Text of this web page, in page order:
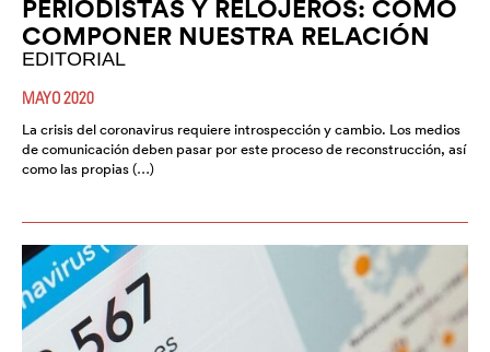
PERIODISTAS Y RELOJEROS: COMO
COMPONER NUESTRA RELACIÓN
EDITORIAL
MAYO 2020
La crisis del coronavirus requiere introspección y cambio. Los medios
de comunicación deben pasar por este proceso de reconstrucción, así
como las propias (…)